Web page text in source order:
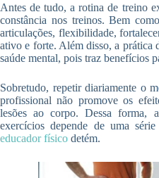
Antes de tudo, a rotina de treino
constância nos treinos. Bem
articulações, flexibilidade,
ativo e forte. Além disso, a prática
saúde mental, pois traz benefícios
Sobretudo, repetir diariamente o
profissional não promove os
lesões ao corpo. Dessa forma,
exercícios depende de uma
educador físico detém.